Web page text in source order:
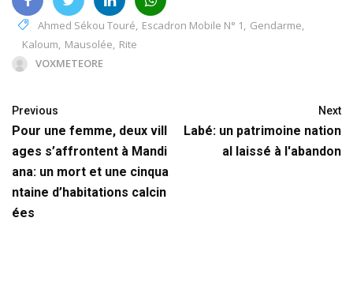
Ahmed Sékou Touré, Escadron Mobile N° 1, Gendarme,
Kaloum, Mausolée, Rite
VOXMETEORE
Previous
Pour une femme, deux vill
ages s’affrontent à Mandi
ana: un mort et une cinqua
ntaine d’habitations calcin
ées
Next
Labé: un patrimoine nation
al laissé à l'abandon